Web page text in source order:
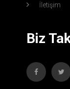
İletişim
Biz